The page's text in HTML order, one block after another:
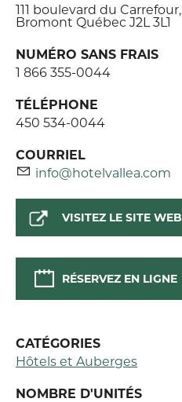
111 boulevard du Carrefour,
Bromont Québec J2L 3L1
NUMÉRO SANS FRAIS
1 866 355-0044
TÉLÉPHONE
450 534-0044
COURRIEL
info@hotelvallea.com
VISITEZ LE SITE WEB
RÉSERVEZ EN LIGNE
CATÉGORIES
Hôtels et Auberges
NOMBRE D'UNITÉS